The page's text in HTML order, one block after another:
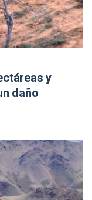
y
daño